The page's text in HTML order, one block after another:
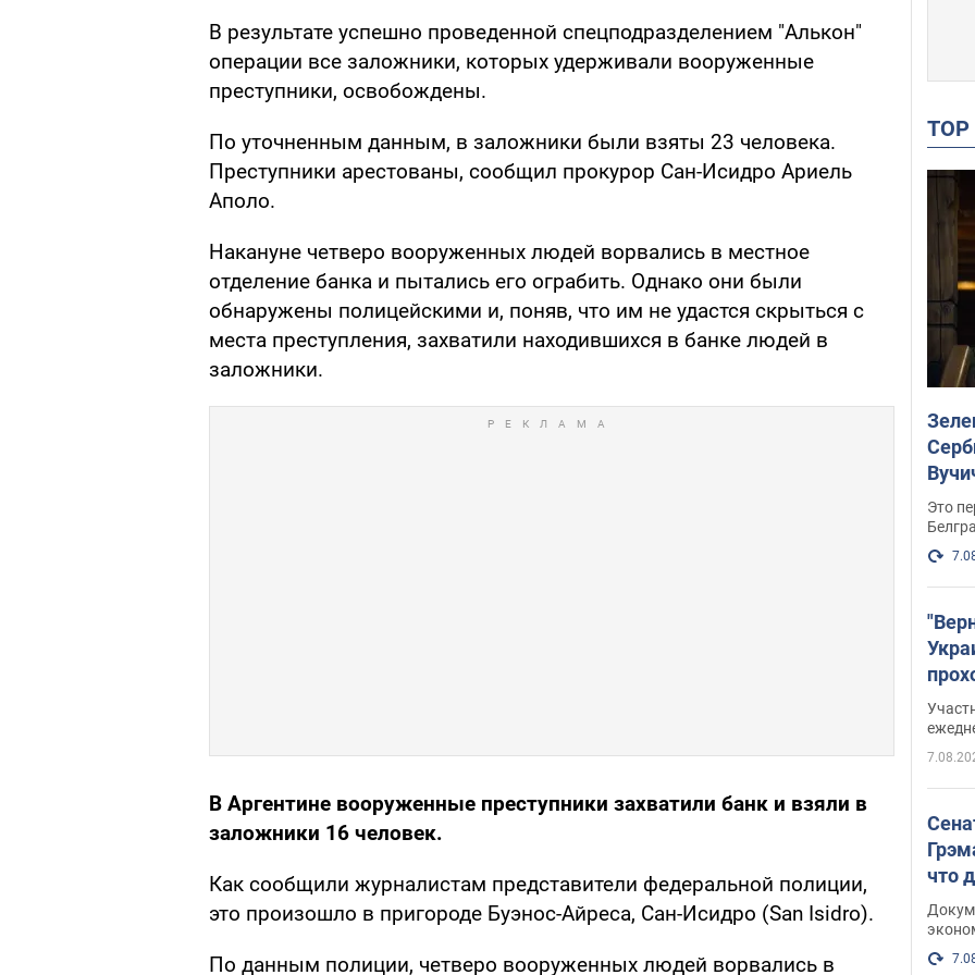
В результате успешно проведенной спецподразделением "Алькон"
операции все заложники, которых удерживали вооруженные
преступники, освобождены.
По уточненным данным, в заложники были взяты 23 человека.
Преступники арестованы, сообщил прокурор Сан-Исидро Ариель
Аполо.
Накануне четверо вооруженных людей ворвались в местное
отделение банка и пытались его ограбить. Однако они были
обнаружены полицейскими и, поняв, что им не удастся скрыться с
места преступления, захватили находившихся в банке людей в
заложники.
В Аргентине вооруженные преступники захватили банк и взяли в
заложники 16 человек.
Как сообщили журналистам представители федеральной полиции,
это произошло в пригороде Буэнос-Айреса, Сан-Исидро (San Isidro).
По данным полиции, четверо вооруженных людей ворвались в
Это
что